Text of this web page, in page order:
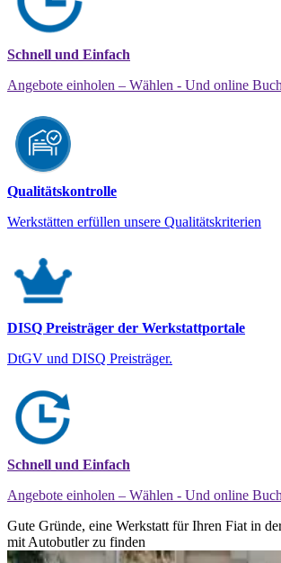
Schnell und Einfach
Angebote einholen – Wählen - Und online
Qualitätskontrolle
Werkstätten erfüllen unsere Qualitätskriterien
DISQ Preisträger der Werkstattportale
DtGV und DISQ Preisträger.
Schnell und Einfach
Angebote einholen – Wählen - Und online
Gute Gründe, eine Werkstatt für Ihren Fiat in
mit Autobutler zu finden